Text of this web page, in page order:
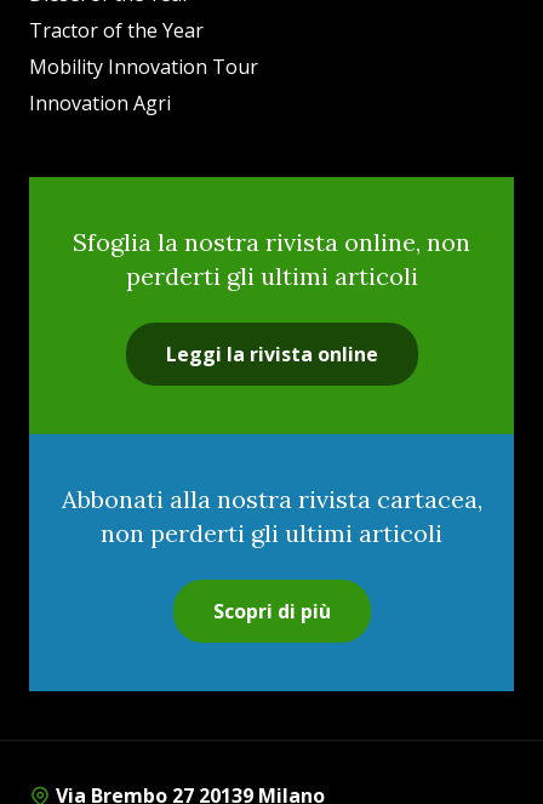
Tractor of the Year
Mobility Innovation Tour
Innovation Agri
Sfoglia la nostra rivista online, non
perderti gli ultimi articoli
Leggi la rivista online
Abbonati alla nostra rivista cartacea,
non perderti gli ultimi articoli
Scopri di più
Via Brembo 27 20139 Milano